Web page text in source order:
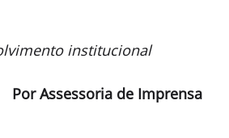
institucional
Por Assessoria de Imprensa